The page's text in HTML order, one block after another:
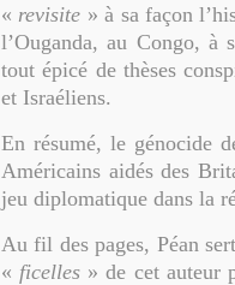
« revisite » à sa façon
l’Ouganda, au Congo, à
tout épicé de thèses
et Israéliens.
En résumé, le génocide
Américains aidés des
jeu diplomatique dans la
Au fil des pages, Péan
« ficelles » de cet auteur